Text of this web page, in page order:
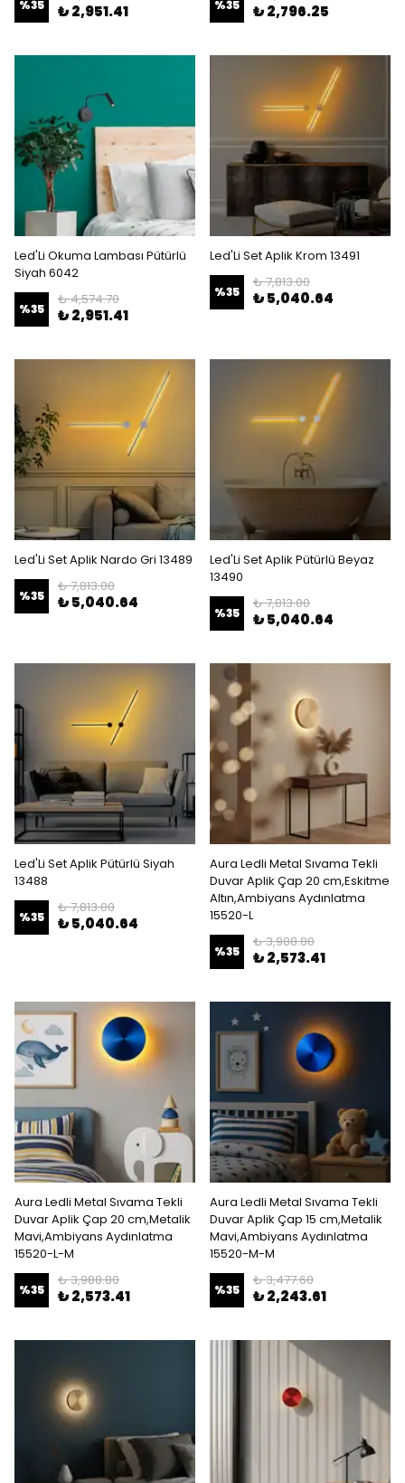
%35 ₺ 2,951.41 %35 ₺ 2,796.25
Led'Li Okuma Lambası Pütürlü
Siyah 6042
%35
₺ 4,574.70
₺ 2,951.41
Led'Li Set Aplik Krom 13491
%35
₺ 7,813.00
₺ 5,040.64
Led'Li Set Aplik Nardo Gri 13489
%35
₺ 7,813.00
₺ 5,040.64
Led'Li Set Aplik Pütürlü Beyaz
13490
%35
₺ 7,813.00
₺ 5,040.64
Led'Li Set Aplik Pütürlü Siyah
13488
%35
₺ 7,813.00
₺ 5,040.64
Aura Ledli Metal Sıvama Tekli
Duvar Aplik Çap 20 cm,Eskitme
Altın,Ambiyans Aydınlatma
15520-L
%35
₺ 3,988.80
₺ 2,573.41
Aura Ledli Metal Sıvama Tekli
Duvar Aplik Çap 20 cm,Metalik
Mavi,Ambiyans Aydınlatma
15520-L-M
%35
₺ 3,988.80
₺ 2,573.41
Aura Ledli Metal Sıvama Tekli
Duvar Aplik Çap 15 cm,Metalik
Mavi,Ambiyans Aydınlatma
15520-M-M
%35
₺ 3,477.60
₺ 2,243.61